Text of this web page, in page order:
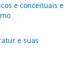
e conceituais e
e suas